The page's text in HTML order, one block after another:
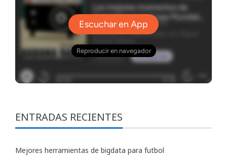
ENTRADAS RECIENTES
Mejores herramientas de bigdata para futbol